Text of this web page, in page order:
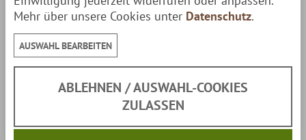
Lieferumfang
1 Edelstahl-Rost mit Griffen
Lieferung erfolgt schnell und bequem per
Mehr über unsere Cookies unter Datenschutz.
AUSWAHL BEARBEITEN
ABLEHNEN / AUSWAHL-COOKIES
ZULASSEN